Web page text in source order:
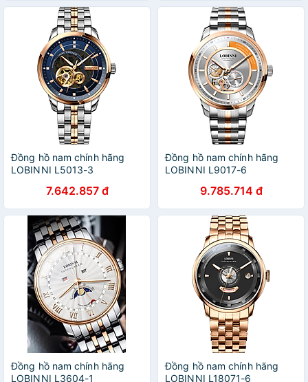
Đồng hồ nam chính hãng
LOBINNI L5013-3
7.642.857 đ
Đồng hồ nam chính hãng
LOBINNI L9017-6
9.785.714 đ
Đồng hồ nam chính hãng
LOBINNI L3604-1
Đồng hồ nam chính hãng
LOBINNI L18071-6